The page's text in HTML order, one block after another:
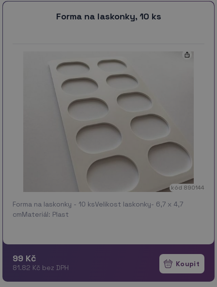
Forma na laskonky, 10 ks
kód 890144
Forma na laskonky - 10 ksVelikost laskonky- 6,7 x 4,7
cmMateriál: Plast
99 Kč
81.82 Kč bez DPH